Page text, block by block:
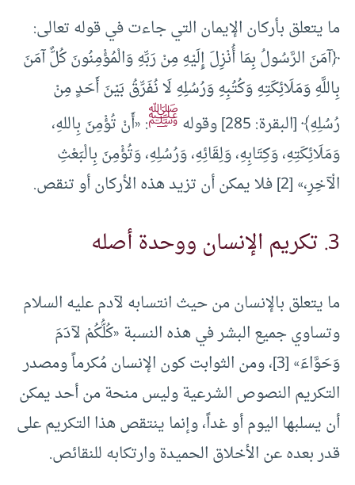
ما يتعلق بأركان الإيمان التي جاءت في قوله تعالى:
﴿آمَنَ الرَّسُولُ بِمَا أُنْزِلَ إِلَيْهِ مِنْ رَبِّهِ وَالْمُؤْمِنُونَ كُلٌّ آمَنَ
بِاللَّهِ وَمَلَائِكَتِهِ وَكُتُبِهِ وَرُسُلِهِ لَا نُفَرِّقُ بَيْنَ أَحَدٍ مِنْ
رُسُلِهِ﴾ [البقرة: 285] وقوله
ﷺ: «أَنْ ‌تُؤْمِنَ ‌بِاللهِ،
‌وَمَلَائِكَتِهِ، وَكِتَابِهِ، وَلِقَائِهِ، وَرُسُلِهِ، وَتُؤْمِنَ بِالْبَعْثِ
الْآخِرِ،» [2] فلا يمكن أن تزيد هذه الأركان أو تنقص.
3. تكريم الإنسان ووحدة أصله
ما يتعلق بالإنسان من حيث انتسابه لآدم عليه السلام
وتساوي جميع البشر في هذه النسبة «كُلُّكُمْ ‌لآدَمَ
وَحَوَّاءَ» [3]، ومن الثوابت كون الإنسان مُكرماً ومصدر
التكريم النصوص الشرعية وليس منحة من أحد يمكن
أن يسلبها اليوم أو غداً، وإنما ينتقص هذا التكريم على
قدر بعده عن الأخلاق الحميدة وارتكابه للنقائص.